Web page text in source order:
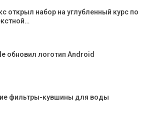
открыл набор на углубленный курс по
обновил логотип Android
фильтры-кувшины для воды